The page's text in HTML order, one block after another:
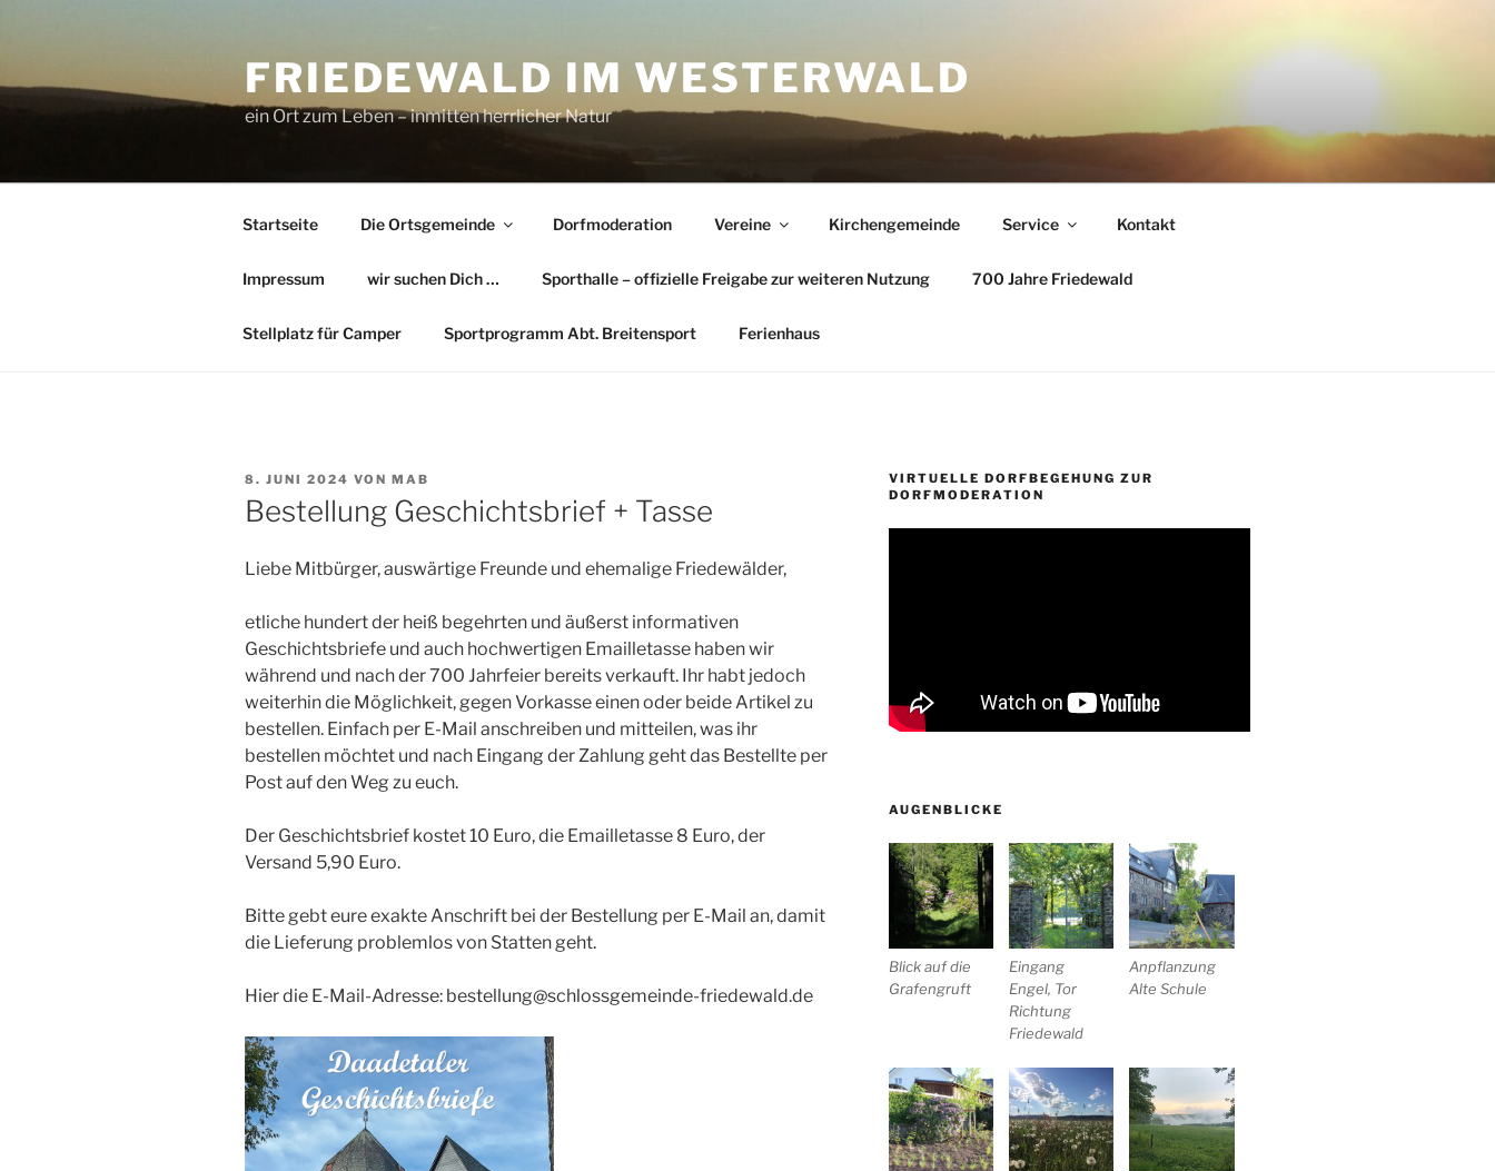
FRIEDEWALD IM WESTERWALD
ein Ort zum Leben – inmitten herrlicher Natur
Startseite Die Ortsgemeinde Dorfmoderation Vereine Kirchengemeinde Service Kontakt
Impressum wir suchen Dich … Sporthalle – offizielle Freigabe zur weiteren Nutzung 700 Jahre Friedewald
Stellplatz für Camper Sportprogramm Abt. Breitensport Ferienhaus
VERÖFFENTLICHT
AM
8. JUNI 2024 VON MAB
Bestellung Geschichtsbrief + Tasse
Liebe Mitbürger, auswärtige Freunde und ehemalige Friedewälder,
etliche hundert der heiß begehrten und äußerst informativen
Geschichtsbriefe und auch hochwertigen Emailletasse haben wir
während und nach der 700 Jahrfeier bereits verkauft. Ihr habt jedoch
weiterhin die Möglichkeit, gegen Vorkasse einen oder beide Artikel zu
bestellen. Einfach per E-Mail anschreiben und mitteilen, was ihr
bestellen möchtet und nach Eingang der Zahlung geht das Bestellte per
Post auf den Weg zu euch.
Der Geschichtsbrief kostet 10 Euro, die Emailletasse 8 Euro, der
Versand 5,90 Euro.
Bitte gebt eure exakte Anschrift bei der Bestellung per E-Mail an, damit
die Lieferung problemlos von Statten geht.
Hier die E-Mail-Adresse: bestellung@schlossgemeinde-friedewald.de
VIRTUELLE DORFBEGEHUNG ZUR
DORFMODERATION
AUGENBLICKE
Blick auf die
Grafengruft
Eingang
Engel, Tor
Richtung
Friedewald
Anpflanzung
Alte Schule